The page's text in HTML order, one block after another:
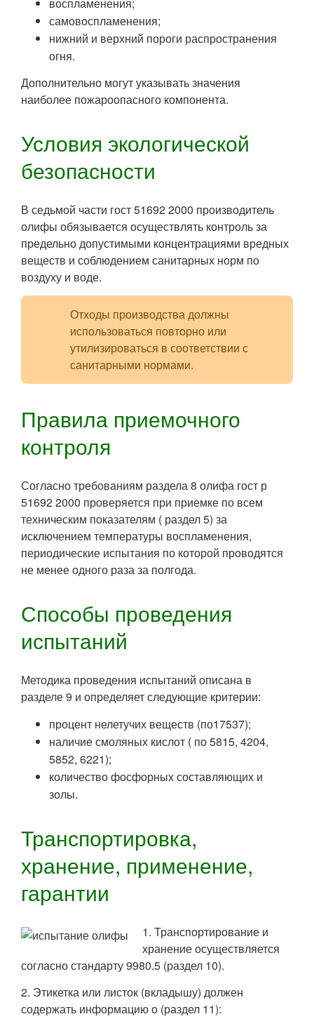
самовоспламенения;
нижний и верхний пороги распространения
огня.
Дополнительно могут указывать значения
наиболее пожароопасного компонента.
Условия экологической
безопасности
В седьмой части гост 51692 2000 производитель
олифы обязывается осуществлять контроль за
предельно допустимыми концентрациями вредных
веществ и соблюдением санитарных норм по
воздуху и воде.
Отходы производства должны
использоваться повторно или
утилизироваться в соответствии с
санитарными нормами.
Правила приемочного
контроля
Согласно требованиям раздела 8 олифа гост р
51692 2000 проверяется при приемке по всем
техническим показателям ( раздел 5) за
исключением температуры воспламенения,
периодические испытания по которой проводятся
не менее одного раза за полгода.
Способы проведения
испытаний
Методика проведения испытаний описана в
разделе 9 и определяет следующие критерии:
процент нелетучих веществ (по17537);
наличие смоляных кислот ( по 5815, 4204,
5852, 6221);
количество фосфорных составляющих и
золы.
Транспортировка,
хранение, применение,
гарантии
1. Транспортирование и
хранение осуществляется
согласно стандарту 9980.5 (раздел 10).
2. Этикетка или листок (вкладышу) должен
содержать информацию о (раздел 11):